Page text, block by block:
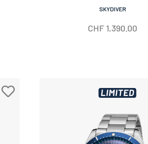
SKYDIVER
CHF 1,390.00